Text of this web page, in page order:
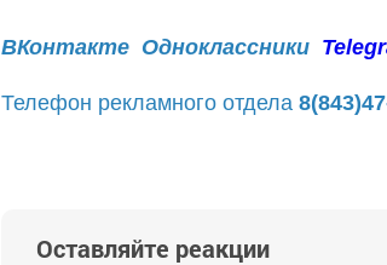
ВКонтакте Одноклассники
Телефон рекламного отдела
Оставляйте реакции